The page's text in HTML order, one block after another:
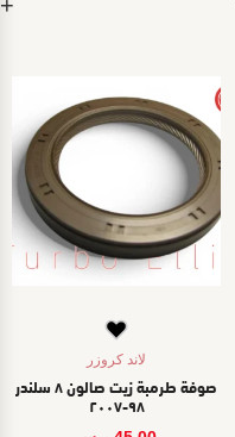
لاند كروزر
صوفة طرمبة زيت صالون ٨ سلندر
٩٨-٢٠٠٧